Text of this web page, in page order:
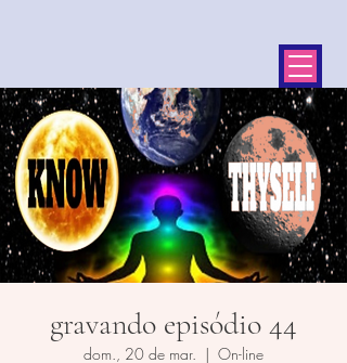
gravando episódio 44
dom., 20 de mar.
  |
On-line